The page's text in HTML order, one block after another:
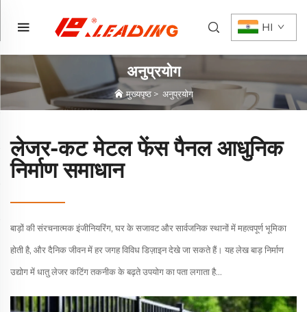
HI
अनुप्रयोग
मुख्यपृष्ठ > अनुप्रयोग
लेजर-कट मेटल फेंस पैनल आधुनिक
निर्माण समाधान
बाड़ों की संरचनात्मक इंजीनियरिंग, घर के सजावट और सार्वजनिक स्थानों में महत्वपूर्ण भूमिका
होती है, और दैनिक जीवन में हर जगह विविध डिज़ाइन देखे जा सकते हैं। यह लेख बाड़ निर्माण
उद्योग में धातु लेजर कटिंग तकनीक के बढ़ते उपयोग का पता लगाता है...